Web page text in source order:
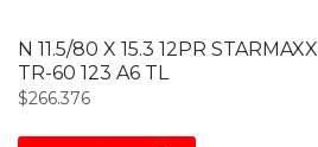
N 11.5/80 X 15.3 12PR STARMAXX
TR-60 123 A6 TL
$266.376